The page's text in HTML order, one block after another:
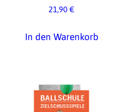
21,90€
In den Warenkorb